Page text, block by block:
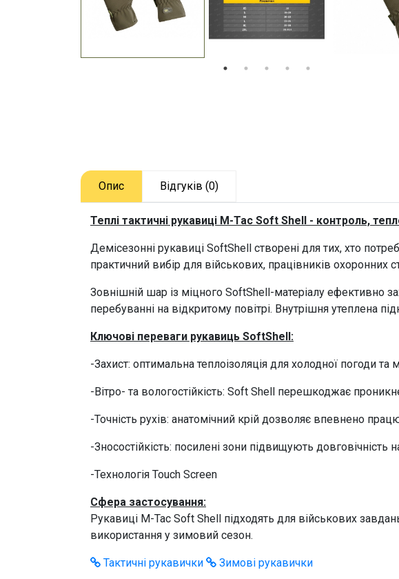
Опис Відгуків (0)
Теплі тактичні рукавиці M-Tac Soft Shell - контроль,
Демісезонні рукавиці SoftShell створені для тих, хто
практичний вибір для військових, працівників охоронних
Зовнішній шар із міцного SoftShell-матеріалу ефективно
перебуванні на відкритому повітрі. Внутрішня утеплена
Ключові переваги рукавиць SoftShell:
-Захист: оптимальна теплоізоляція для холодної погоди та
-Вітро- та вологостійкість: Soft Shell перешкоджає
-Точність рухів: анатомічний крій дозволяє впевнено
-Зносостійкість: посилені зони підвищують довговічність
-Технологія Touch Screen
Сфера застосування:
Рукавиці M-Tac Soft Shell підходять для військових
використання у зимовий сезон.
Тактичні рукавички Зимові рукавички